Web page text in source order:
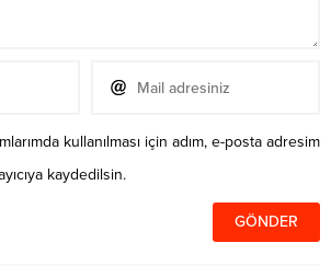
kullanılması için adım, e-posta adresim
kaydedilsin.